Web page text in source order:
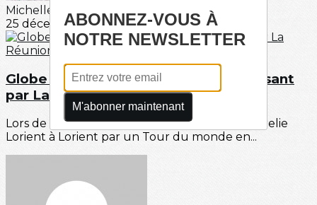
Michelle CONAN
25 décembre 2025
Globe 40 de Lorient à Lorient en passant
par La Réunion
Lors de l'étape réunionnaise du Globe 40 qui relie
Lorient à Lorient par un Tour du monde en...
ABONNEZ-VOUS À
NOTRE NEWSLETTER
M'abonner maintenant